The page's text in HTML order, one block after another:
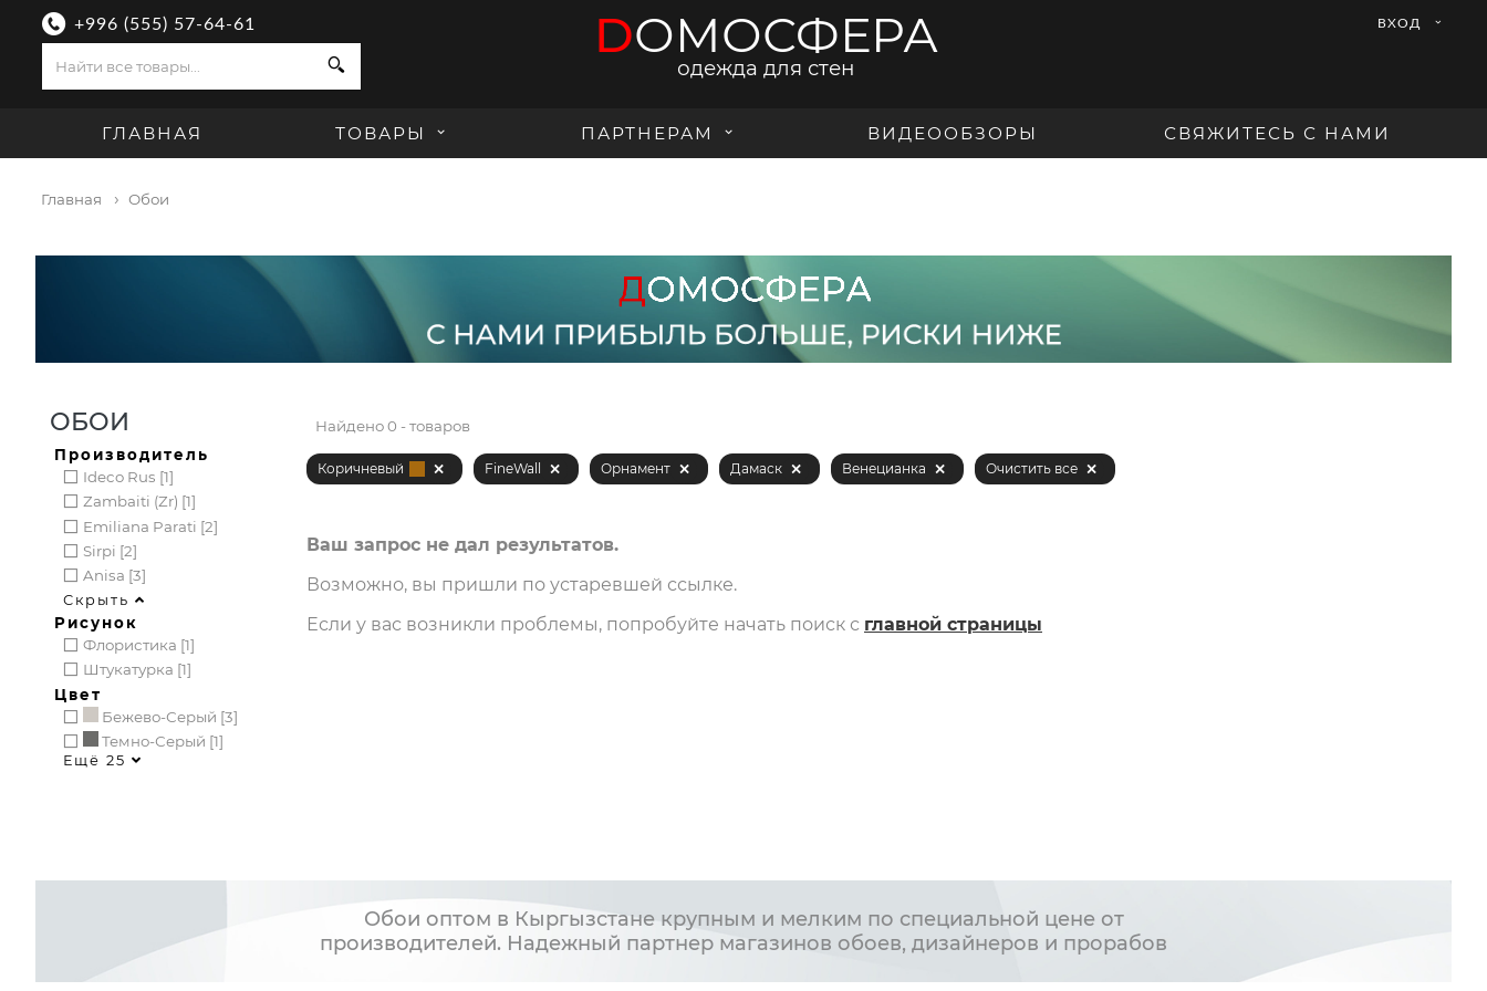
+996 (555) 57-64-61
DОМОСФЕРА
одежда для стен
ВХОД
ГЛАВНАЯ ТОВАРЫ ПАРТНЕРАМ ВИДЕООБЗОРЫ СВЯЖИТЕСЬ С НАМИ
Главная Обои
ОБОИ
Производитель
Ideco Rus [1]
Zambaiti (zr) [1]
Emiliana Parati [2]
Sirpi [2]
Anisa [3]
Скрыть
Рисунок
Флористика [1]
Штукатурка [1]
Цвет
Бежево-Серый [3]
Темно-Серый [1]
Ещё 25
Найдено0 - товаров
Коричневый FineWall Орнамент Дамаск Венецианка Очистить все
Ваш запрос не дал результатов.
Возможно, вы пришли по устаревшей ссылке.
Если у вас возникли проблемы, попробуйте начать поиск с главной страницы
Обои оптом в Кыргызстане крупным и мелким по специальной цене от
производителей. Надежный партнер магазинов обоев, дизайнеров и прорабов